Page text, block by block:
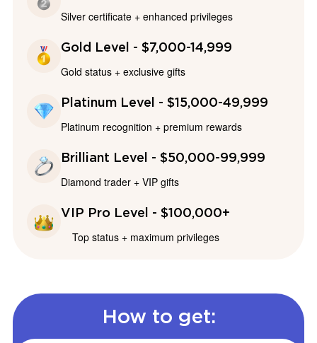
Silver certificate + enhanced privileges
Gold Level - $7,000-14,999
Gold status + exclusive gifts
Platinum Level - $15,000-49,999
Platinum recognition + premium rewards
Brilliant Level - $50,000-99,999
Diamond trader + VIP gifts
VIP Pro Level - $100,000+
Top status + maximum privileges
How to get: